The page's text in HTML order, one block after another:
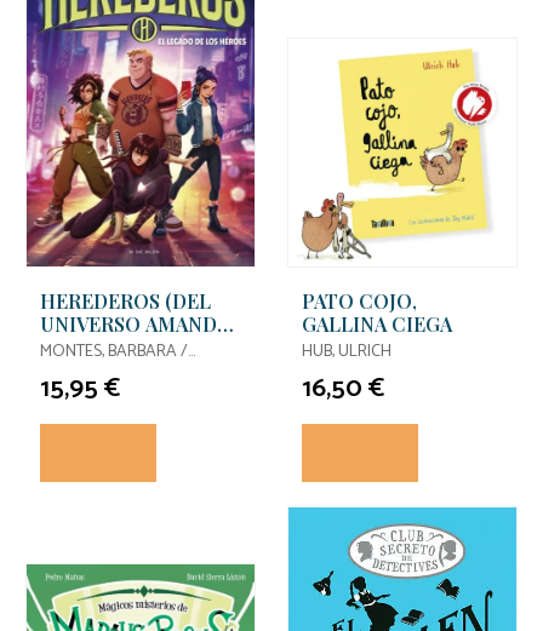
HEREDEROS (DEL
UNIVERSO AMANDA
BLACK) 1 - EL
HÉROES
MONTES, BARBARA /
GOMEZ-JURADO, JUAN
15,95 €
PATO COJO,
GALLINA CIEGA
HUB, ULRICH
16,50 €